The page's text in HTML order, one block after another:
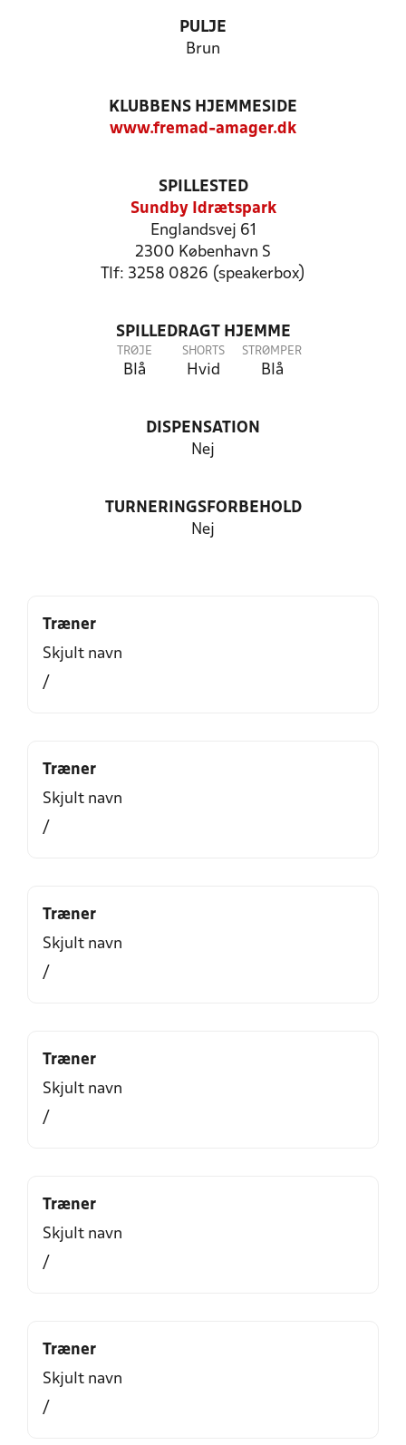
PULJE
Brun
KLUBBENS HJEMMESIDE
www.fremad-amager.dk
SPILLESTED
Sundby Idrætspark
Englandsvej 61
2300 København S
Tlf: 3258 0826 (speakerbox)
SPILLEDRAGT HJEMME
TRØJE
Blå
SHORTS
Hvid
STRØMPER
Blå
DISPENSATION
Nej
TURNERINGSFORBEHOLD
Nej
Træner
Skjult navn
/
Træner
Skjult navn
/
Træner
Skjult navn
/
Træner
Skjult navn
/
Træner
Skjult navn
/
Træner
Skjult navn
/